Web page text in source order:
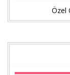
Özel